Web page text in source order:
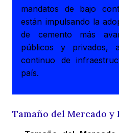
mandatos de bajo
están impulsando la
de cemento más
públicos y privados,
continuo de
país.
Tamaño del Mercado y